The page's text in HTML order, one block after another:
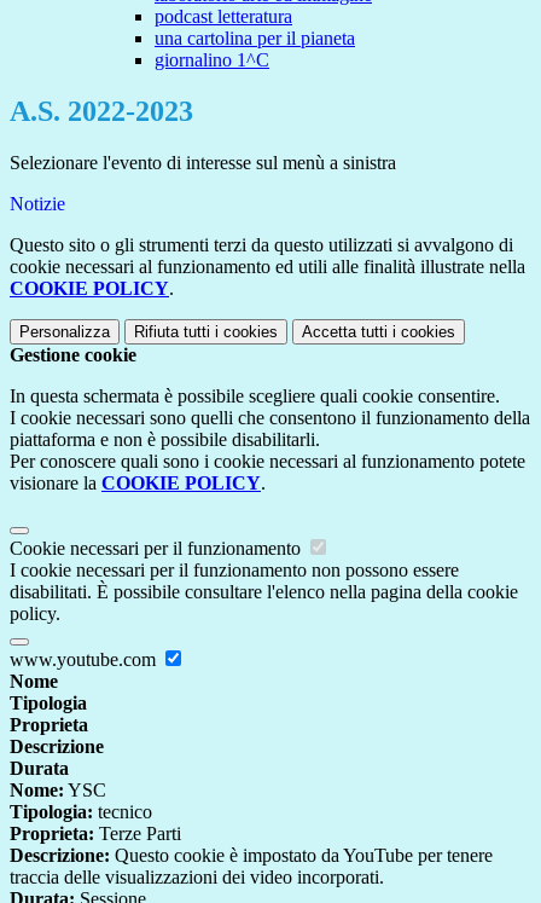
podcast letteratura
una cartolina per il pianeta
giornalino 1^C
A.S. 2022-2023
Selezionare l'evento di interesse sul menù a sinistra
Notizie
Questo sito o gli strumenti terzi da questo utilizzati si avvalgono di
cookie necessari al funzionamento ed utili alle finalità illustrate nella
COOKIE POLICY.
Personalizza Rifiuta tutti i cookies Accetta tutti i cookies
Gestione cookie
In questa schermata è possibile scegliere quali cookie consentire.
I cookie necessari sono quelli che consentono il funzionamento della
piattaforma e non è possibile disabilitarli.
Per conoscere quali sono i cookie necessari al funzionamento potete
visionare la COOKIE POLICY.
Cookie necessari per il funzionamento
I cookie necessari per il funzionamento non possono essere
disabilitati. È possibile consultare l'elenco nella pagina della cookie
policy.
www.youtube.com
Nome
Tipologia
Proprieta
Descrizione
Durata
Nome: YSC
Tipologia: tecnico
Proprieta: Terze Parti
Descrizione: Questo cookie è impostato da YouTube per tenere
traccia delle visualizzazioni dei video incorporati.